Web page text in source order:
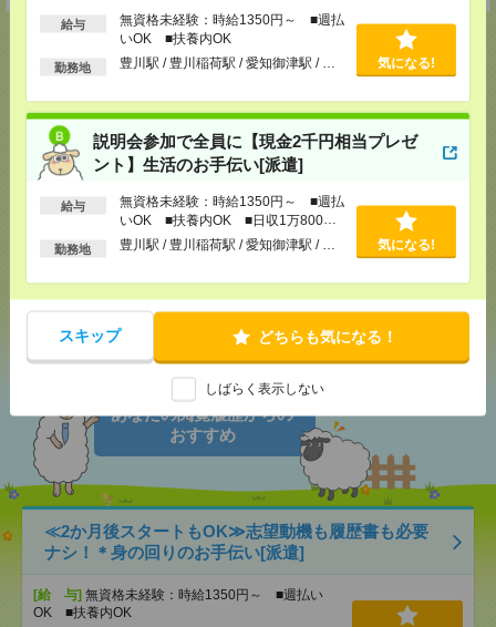
給与
無資格未経験：時給1350円～ ■週払
いOK ■扶養内OK
勤務地 豊川駅 / 豊川稲荷駅 / 愛知御津駅 / … 気になる!
説明会参加で全員に【現金2千円相当プレゼ
ント】生活のお手伝い[派遣]
給与
無資格未経験：時給1350円～ ■週払
いOK ■扶養内OK ■日収1万800円
以上
勤務地 豊川駅 / 豊川稲荷駅 / 愛知御津駅 / … 気になる!
スキップ どちらも気になる！
しばらく表示しない
応募ページへ
気になる！
メールで送る LINEで送る
シェア ツイート ブックマーク
あなたの閲覧履歴からの
おすすめ
≪2か月後スタートもOK≫志望動機も履歴書も必要
ナシ！＊身の回りのお手伝い[派遣]
[給 与] 無資格未経験：時給1350円～ ■週払い
OK ■扶養内OK